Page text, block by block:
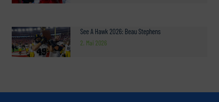
See A Hawk 2026: Beau Stephens
2. Mai 2026